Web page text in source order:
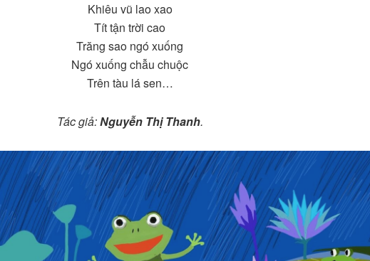
Khiêu vũ lao xao
Tít tận trời cao
Trăng sao ngó xuống
Ngó xuống chẫu chuộc
Trên tàu lá sen…
Tác giả:Nguyễn Thị Thanh.